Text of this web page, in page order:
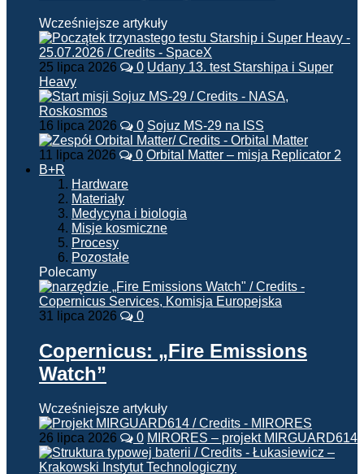
Wcześniejsze artykuły
25 lipca 2026 0 Udany 13. test Starshipa i Super
Heavy
16 lipca 2026 0 Sojuz MS-29 na ISS
11 lipca 2026 0 Orbital Matter – misja Replicator 2
B+R
Hardware
Materiały
Medycyna i biologia
Misje kosmiczne
Procesy
Pozostałe
Polecamy
31 lipca 2026 0
Copernicus: „Fire Emissions
Watch”
Wcześniejsze artykuły
26 lipca 2026 0 MIRORES – projekt MIRGUARD614